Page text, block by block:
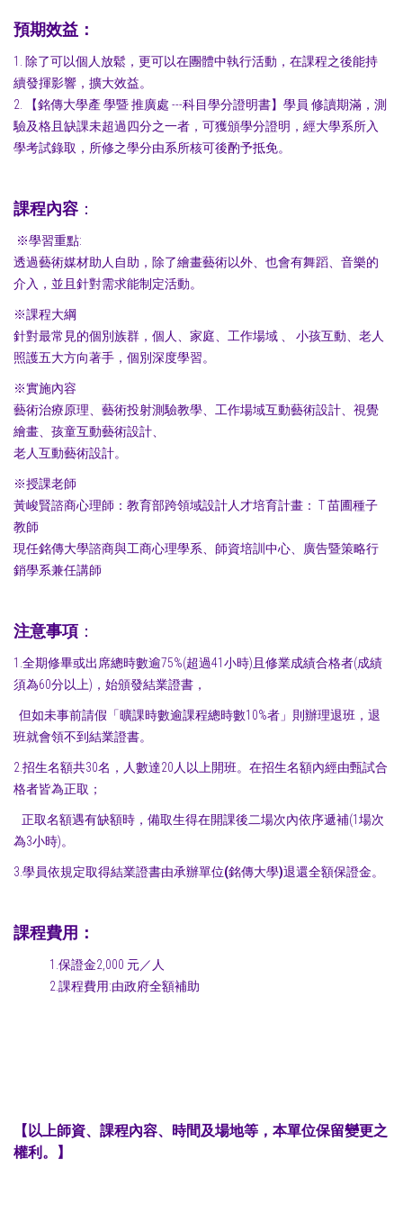
預期效益：
1. 除了可以個人放鬆，更可以在團體中執行活動，在課程之後能持
續發揮影響，擴大效益。
2. 【銘傳大學產 學暨 推廣處 ---科目學分證明書】學員 修讀期滿，測
驗及格且缺課未超過四分之一者，可獲頒學分證明，經大學系所入
學考試錄取，所修之學分由系所核可後酌予抵免。
課程內容 ：
※學習重點:
透過藝術媒材助人自助，除了繪畫藝術以外、也會有舞蹈、音樂的
介入，並且針對需求能制定活動。
※課程大綱
針對最常見的個別族群，個人、家庭、工作場域 、 小孩互動、老人
照護五大方向著手，個別深度學習。
※實施內容
藝術治療原理、藝術投射測驗教學、工作場域互動藝術設計、視覺
繪畫、孩童互動藝術設計、
老人互動藝術設計。
※授課老師
黃峻賢諮商心理師：教育部跨領域設計人才培育計畫： T 苗圃種子
教師
現任銘傳大學諮商與工商心理學系、師資培訓中心、廣告暨策略行
銷學系兼任講師
注意事項 ：
1.全期修畢或出席總時數逾75%(超過41小時)且修業成績合格者(成績
須為60分以上)，始頒發結業證書，
但如未事前請假「曠課時數逾課程總時數10%者」則辦理退班，退
班就會領不到結業證書。
2.招生名額共30名，人數達20人以上開班。在招生名額內經由甄試合
格者皆為正取；
正取名額遇有缺額時，備取生得在開課後二場次內依序遞補(1場次
為3小時)。
3.學員依規定取得結業證書由承辦單位(銘傳大學)退還全額保證金。
​課程費用：
1.保證金2,000 元／人
2.課程費用:由政府全額補助
【以上師資、課程內容、時間及場地等，本單位保留變更之
權利。】